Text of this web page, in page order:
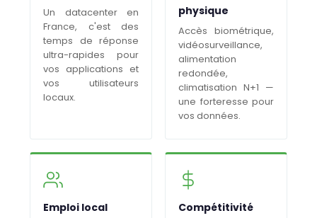
Un datacenter en
France, c'est des
temps de réponse
ultra-rapides pour
vos applications et
vos utilisateurs
locaux.
physique
Accès biométrique,
vidéosurveillance,
alimentation
redondée,
climatisation N+1 —
une forteresse pour
vos données.
Emploi local
Compétitivité